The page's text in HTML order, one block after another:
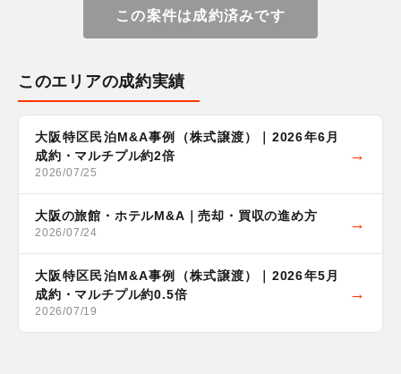
この案件は成約済みです
このエリアの成約実績
大阪特区民泊M&A事例（株式譲渡）｜2026年6月
成約・マルチプル約2倍
2026/07/25
大阪の旅館・ホテルM&A｜売却・買収の進め方
2026/07/24
大阪特区民泊M&A事例（株式譲渡）｜2026年5月
成約・マルチプル約0.5倍
2026/07/19